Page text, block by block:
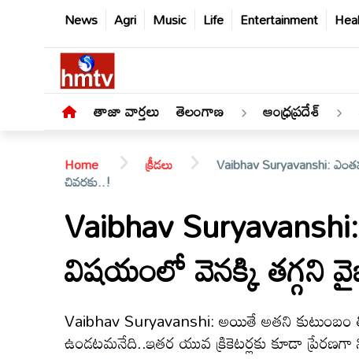
News Agri Music Life Entertainment
తాజా వార్తలు తెలంగాణ ఆంధ్రప్రదేశ్
తెలంగాణ
Home క్రీడలు Vaibhav Suryavanshi:
చివరకు..!
Vaibhav
విషయంలో వెనక్కి తగ్గని
Vaibhav Suryavanshi: అయితే అతని కుటుంబం
ఉండటమనేది..ఇతర యువ క్రికెటర్లకు కూడా ప్రేరణగా